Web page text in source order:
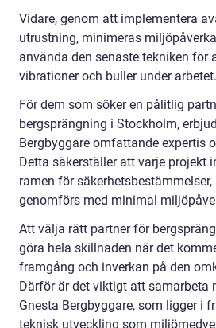
Vidare, genom att implementera
utrustning, minimeras
använda den senaste tekniken för
vibrationer och buller under arbetet.
För dem som söker en pålitlig
bergsprängning i Stockholm,
Bergbyggare omfattande expertis
Detta säkerställer att varje projekt
ramen för säkerhetsbestämmelser,
genomförs med minimal
Att välja rätt partner för
göra hela skillnaden när det
framgång och inverkan på den
Därför är det viktigt att samarbeta
Gnesta Bergbyggare, som ligger i
teknisk utveckling som